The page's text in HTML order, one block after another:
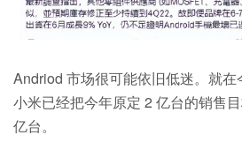
Andriod 市场很可能依旧低迷。就在
小米已经把今年原定 2 亿台的销售
亿台。